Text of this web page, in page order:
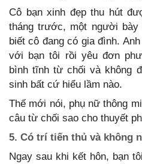
Cô bạn xinh đẹp thu hút
tháng trước, một người
biết cô đang có gia đình.
với bạn tôi rồi yêu đơn
bình tĩnh từ chối và không
sinh bất cứ hiểu lầm nào.
Thế mới nói, phụ nữ thông
câu từ chối sao cho thuyết
5. Có trí tiến thủ và không
Ngay sau khi kết hôn, bạn